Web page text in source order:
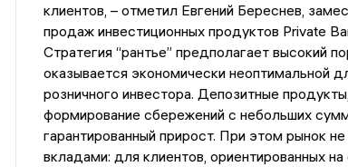
клиентов, – отметил Евгений Береснев,
продаж инвестиционных продуктов Private
Стратегия “рантье” предполагает высокий
оказывается экономически неоптимальной
розничного инвестора. Депозитные
формирование сбережений с небольших
гарантированный прирост. При этом рынок
вкладами: для клиентов, ориентированных